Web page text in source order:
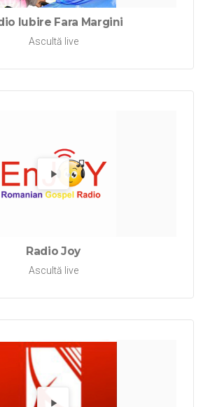
Iubire Fara Margini
Ascultă live
Redă
Radio Joy
Ascultă live